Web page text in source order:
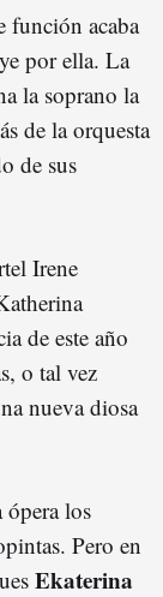
función acaba
por ella. La
la soprano la
de la orquesta
de sus
Irene
de este año
o tal vez
nueva diosa
ópera los
Pero en
Ekaterina